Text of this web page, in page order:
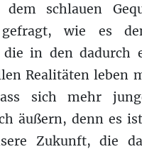
schlauen
wie es
in den dadurch
Realitäten leben
sich mehr
äußern, denn es
Zukunft, die